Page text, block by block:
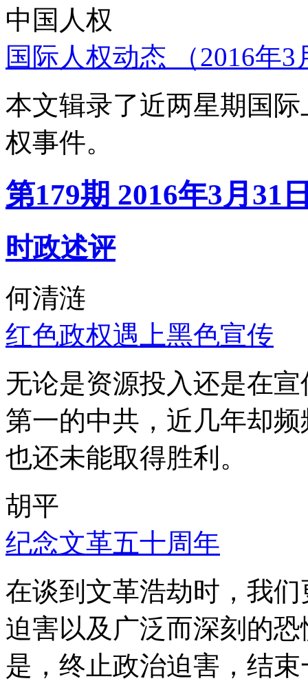
中国人权
国际人权动态 （2016年
本文辑录了近两星期国
权事件。
第179期 2016年3月31
时政述评
何清涟
红色政权遇上黑色宣传
无论是资源投入还是在
第一的中共，近几年却
也还未能取得胜利。
胡平
纪念文革五十周年
在谈到文革浩劫时，我
迫害以及广泛而深刻的
是，终止政治迫害，结